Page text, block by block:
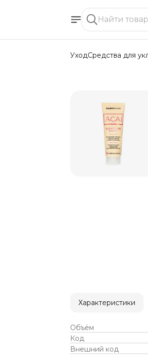
УходСредства для
Характеристики
Объём
Код
Внешний код